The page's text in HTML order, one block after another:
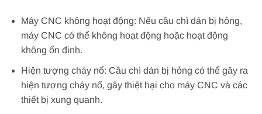
Máy CNC không hoạt động: Nếu cầu chì dán bị hỏng,
máy CNC có thể không hoạt động hoặc hoạt động
không ổn định.
Hiện tượng cháy nổ: Cầu chì dán bị hỏng có thể gây ra
hiện tượng cháy nổ, gây thiệt hại cho máy CNC và các
thiết bị xung quanh.